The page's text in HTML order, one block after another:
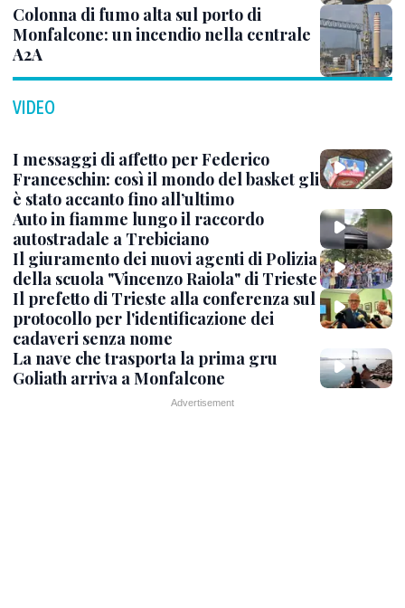
Colonna di fumo alta sul porto di
Monfalcone: un incendio nella centrale
A2A
VIDEO
I messaggi di affetto per Federico
Franceschin: così il mondo del basket gli
è stato accanto fino all’ultimo
Auto in fiamme lungo il raccordo
autostradale a Trebiciano
Il giuramento dei nuovi agenti di Polizia
della scuola "Vincenzo Raiola" di Trieste
Il prefetto di Trieste alla conferenza sul
protocollo per l'identificazione dei
cadaveri senza nome
La nave che trasporta la prima gru
Goliath arriva a Monfalcone